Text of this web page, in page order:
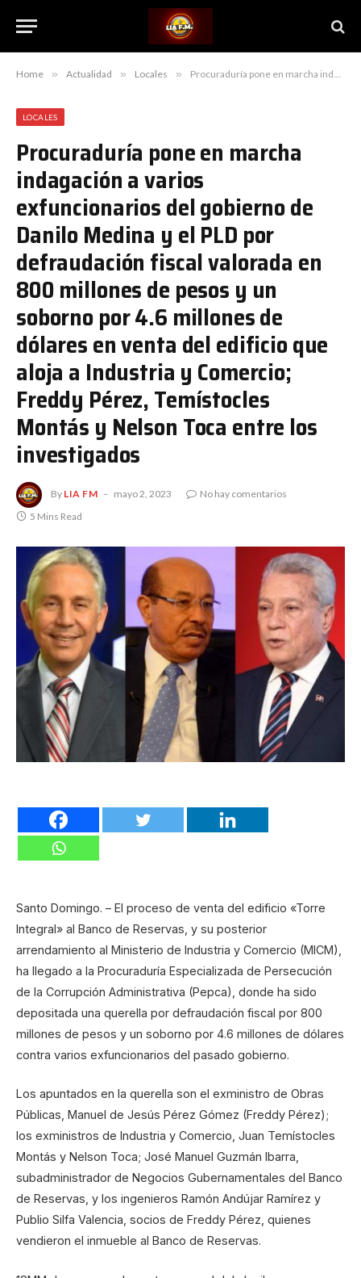
Home » Actualidad » Locales » Procuraduría pone en marcha indagación a varios exfuncionarios del gobierno de Danilo Medina y el PLD por defraudación fiscal valorada en 800 millones de pesos y un soborno por 4.6 millones de dólares en venta del edificio que aloja a Industria y Comercio; Freddy Pérez, Temístocles Montás y Nelson Toca entre los investigados
LOCALES
Procuraduría pone en marcha
indagación a varios
exfuncionarios del gobierno de
Danilo Medina y el PLD por
defraudación fiscal valorada en
800 millones de pesos y un
soborno por 4.6 millones de
dólares en venta del edificio que
aloja a Industria y Comercio;
Freddy Pérez, Temístocles
Montás y Nelson Toca entre los
investigados
By LIA FM mayo 2, 2023
No hay comentarios
5 Mins Read
Santo Domingo. – El proceso de venta del edificio «Torre
Integral» al Banco de Reservas, y su posterior
arrendamiento al Ministerio de Industria y Comercio (MICM),
ha llegado a la Procuraduría Especializada de Persecución
de la Corrupción Administrativa (Pepca), donde ha sido
depositada una querella por defraudación fiscal por 800
millones de pesos y un soborno por 4.6 millones de dólares
contra varios exfuncionarios del pasado gobierno.
Los apuntados en la querella son el exministro de Obras
Públicas, Manuel de Jesús Pérez Gómez (Freddy Pérez);
los exministros de Industria y Comercio, Juan Temístocles
Montás y Nelson Toca; José Manuel Guzmán Ibarra,
subadministrador de Negocios Gubernamentales del Banco
de Reservas, y los ingenieros Ramón Andújar Ramírez y
Publio Silfa Valencia, socios de Freddy Pérez, quienes
vendieron el inmueble al Banco de Reservas.